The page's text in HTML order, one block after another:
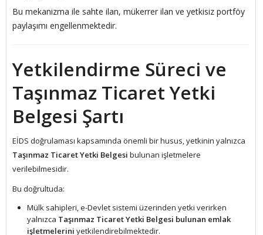
Bu mekanizma ile sahte ilan, mükerrer ilan ve yetkisiz portföy
paylaşımı engellenmektedir.
Yetkilendirme Süreci ve
Taşınmaz Ticaret Yetki
Belgesi Şartı
EİDS doğrulaması kapsamında önemli bir husus, yetkinin yalnızca
Taşınmaz Ticaret Yetki Belgesi bulunan işletmelere
verilebilmesidir.
Bu doğrultuda:
Mülk sahipleri, e-Devlet sistemi üzerinden yetki verirken
yalnızca Taşınmaz Ticaret Yetki Belgesi bulunan emlak
işletmelerini yetkilendirebilmektedir.